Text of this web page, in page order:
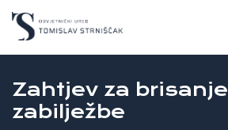
Zahtjev za brisanje
zabilježbe